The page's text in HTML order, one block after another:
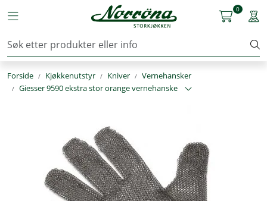
Toggle navigation
0
Forside Kjøkkenutstyr Kniver
Vernehansker
Giesser 9590 ekstra stor orange vernehanske
Kjøkkenutstyr
Storkjøkken
Reservedeler